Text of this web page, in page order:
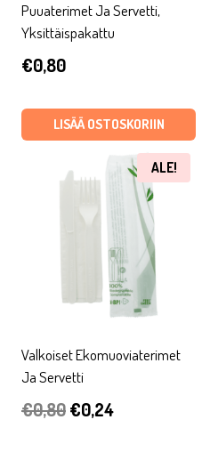
Puuaterimet Ja Servetti,
Yksittäispakattu
€0,80
LISÄÄ OSTOSKORIIN
ALE!
Valkoiset Ekomuoviaterimet
Ja Servetti
€0,80Alkuperäinen
€0,24Nykyinen